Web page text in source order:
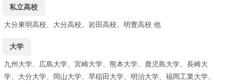
私立高校
大分東明高校、大分高校、岩田高校、明豊高校 他
大学
九州大学、広島大学、宮崎大学、熊本大学、鹿児島大学、長崎大
学、大分大学、岡山大学、早稲田大学、明治大学、福岡工業大学、